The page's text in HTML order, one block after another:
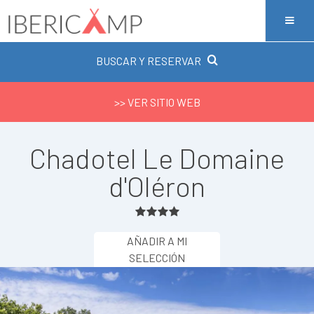
BUSCAR Y RESERVAR
>> VER SITIO WEB
Chadotel Le Domaine
d'Oléron
AÑADIR A MI
SELECCIÓN